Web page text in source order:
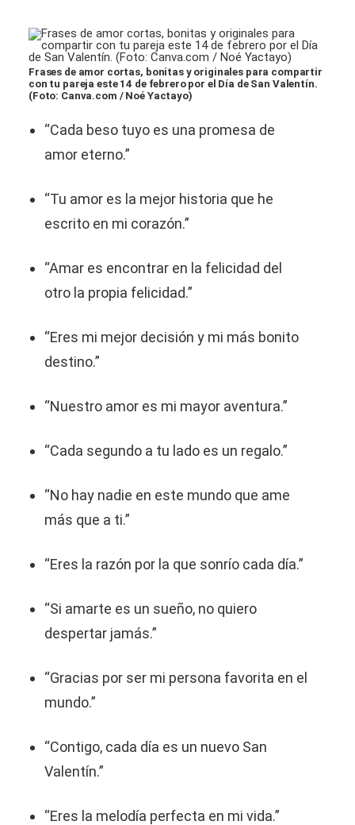
Frases de amor cortas, bonitas y originales para compartir
con tu pareja este 14 de febrero por el Día de San Valentín.
(Foto: Canva.com / Noé Yactayo)
“Cada beso tuyo es una promesa de
amor eterno.”
“Tu amor es la mejor historia que he
escrito en mi corazón.”
“Amar es encontrar en la felicidad del
otro la propia felicidad.”
“Eres mi mejor decisión y mi más bonito
destino.”
“Nuestro amor es mi mayor aventura.”
“Cada segundo a tu lado es un regalo.”
“No hay nadie en este mundo que ame
más que a ti.”
“Eres la razón por la que sonrío cada día.”
“Si amarte es un sueño, no quiero
despertar jamás.”
“Gracias por ser mi persona favorita en el
mundo.”
“Contigo, cada día es un nuevo San
Valentín.”
“Eres la melodía perfecta en mi vida.”